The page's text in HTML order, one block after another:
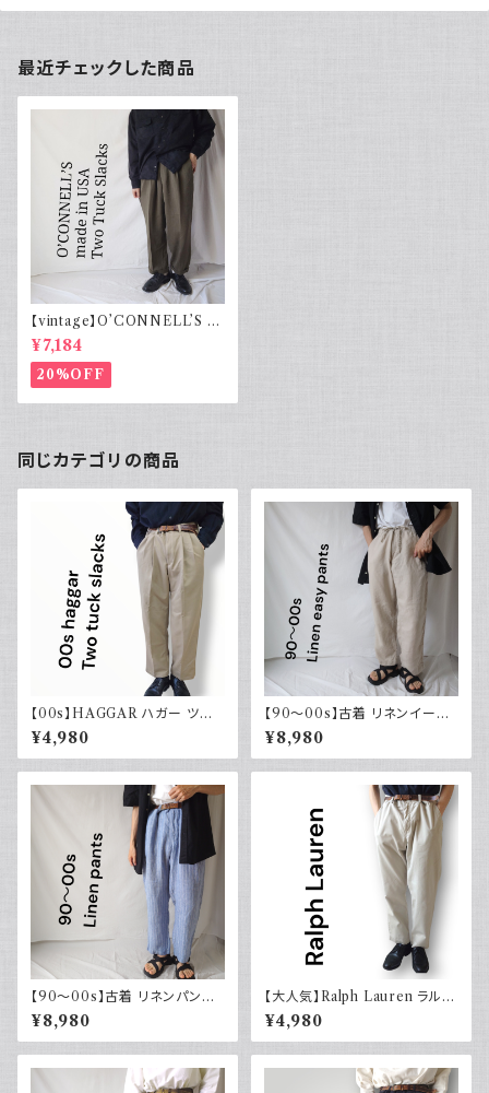
最近チェックした商品
【vintage】O’CONNELL’S ツ
ータックスラックス USA製
¥7,184
20%OFF
同じカテゴリの商品
【00s】HAGGAR ハガー ツー
タックスラックス ポリエステル
ベージュ 古着 34 29
¥4,980
【90～00s】古着 リネンイージ
ーパンツ 夏 32×30 APT9 カジ
ュアル
¥8,980
【90～00s】古着 リネンパンツ
ストライプ ライトブルー 夏 スラ
ックス
¥8,980
【大人気】Ralph Lauren ラルフ
ローレン チノパン アイボリー
¥4,980